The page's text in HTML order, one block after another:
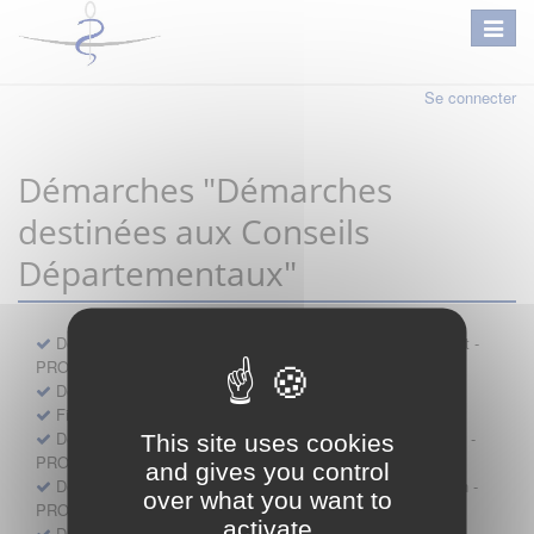
This site uses cookies
and gives you control
over what you want to
activate
Se connecter
Démarches "Démarches
destinées aux Conseils
Départementaux"
Déclaration préalable d'ouverture d'un lieu d'exercice distinct -
PROFESSIONNEL
Demande d'exemption de garde - PROFESSIONNEL
Fiche de signalement d'agression
Demande d’autorisation de se faire assister par un médecin -
PROFESSIONNEL
Demande d'autorisation de tenue de cabinet par un médecin -
PROFESSIONNEL